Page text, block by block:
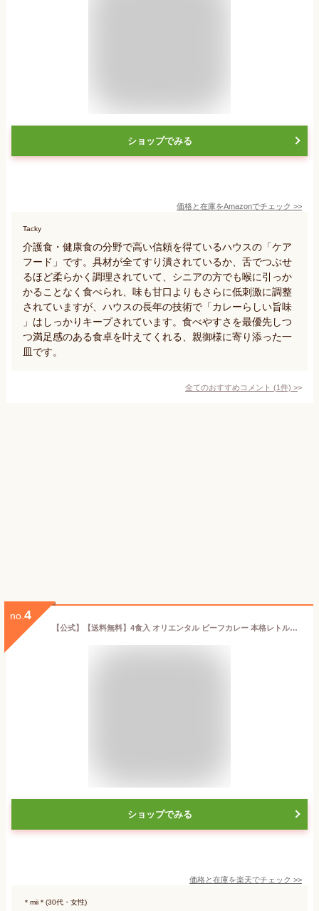
ショップでみる
価格と在庫をAmazonでチェック >>
Tacky
介護食・健康食の分野で高い信頼を得ているハウスの「ケア
フード」です。具材が全てすり潰されているか、舌でつぶせ
るほど柔らかく調理されていて、シニアの方でも喉に引っか
かることなく食べられ、味も甘口よりもさらに低刺激に調整
されていますが、ハウスの長年の技術で「カレーらしい旨味
」はしっかりキープされています。食べやすさを最優先しつ
つ満足感のある食卓を叶えてくれる、親御様に寄り添った一
皿です。
全てのおすすめコメント (1件) >
no. 4
【公式】【送料無料】4食入 オリエンタル ビーフカレー 本格レトルトカレー各2個（計4食） セット まろやか 甘口 中辛 2個 詰め合わせ 業務用 食べ比べ 長期保存 保存食 時短 簡単 在宅 買い回り ポイント消化 惣菜※北海道・沖縄・離島はメール便・9800円以上購入で送料無料
ショップでみる
価格と在庫を楽天でチェック >>
＊mii＊(30代・女性)